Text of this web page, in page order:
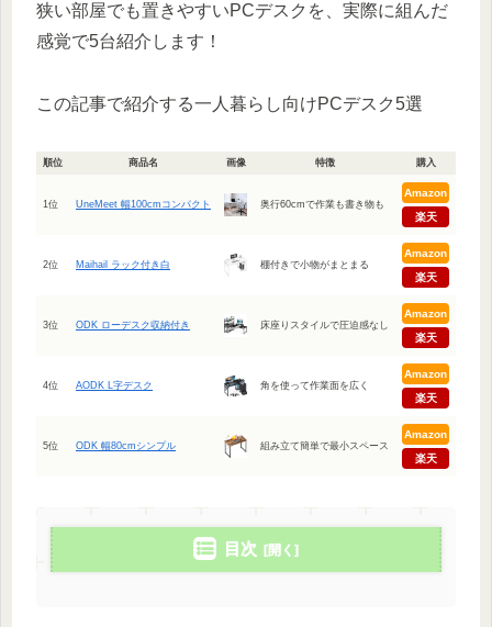
狭い部屋でも置きやすいPCデスクを、実際に組んだ
感覚で5台紹介します！
この記事で紹介する一人暮らし向けPCデスク5選
順位 商品名 画像 特徴 購入
1位 UneMeet 幅100cmコンパクト 奥行60cmで作業も書き物も
Amazon
楽天
2位 Maihail ラック付き白 棚付きで小物がまとまる
Amazon
楽天
3位 ODK ローデスク収納付き 床座りスタイルで圧迫感なし
Amazon
楽天
4位 AODK L字デスク 角を使って作業面を広く
Amazon
楽天
5位 ODK 幅80cmシンプル 組み立て簡単で最小スペース
Amazon
楽天
目次